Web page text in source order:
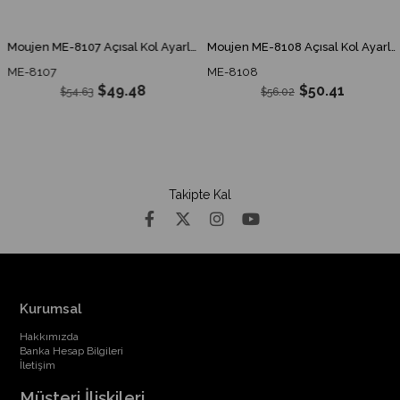
Moujen ME-8107 Açısal Kol Ayarlı Çubuk Limit Switch ME 8107 ME8107
ME-8107
$49.48
$54.63
Moujen ME-8108 Açısal Kol Ayarlı Plastik Makaralı Limit Switch ME 8108 ME8108
ME-8108
$50.41
$56.02
Takipte Kal
Kurumsal
Hakkımızda
Banka Hesap Bilgileri
İletişim